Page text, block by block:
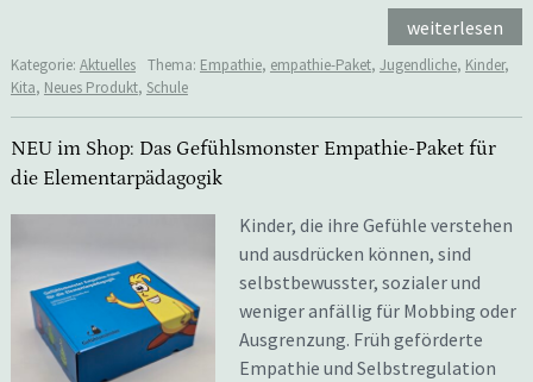
weiterlesen
Kategorie: Aktuelles Thema: Empathie, empathie-Paket, Jugendliche, Kinder,
Kita, Neues Produkt, Schule
NEU im Shop: Das Gefühlsmonster Empathie-Paket für
die Elementarpädagogik
Kinder, die ihre Gefühle verstehen
und ausdrücken können, sind
selbstbewusster, sozialer und
weniger anfällig für Mobbing oder
Ausgrenzung. Früh geförderte
Empathie und Selbstregulation